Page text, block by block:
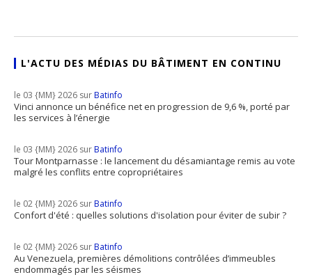
L'ACTU DES MÉDIAS DU BÂTIMENT EN CONTINU
le 03 {MM} 2026 surBatinfo
Vinci annonce un bénéfice net en progression de 9,6 %, porté par
les services à l’énergie
le 03 {MM} 2026 surBatinfo
Tour Montparnasse : le lancement du désamiantage remis au vote
malgré les conflits entre copropriétaires
le 02 {MM} 2026 surBatinfo
Confort d'été : quelles solutions d'isolation pour éviter de subir ?
le 02 {MM} 2026 surBatinfo
Au Venezuela, premières démolitions contrôlées d’immeubles
endommagés par les séismes